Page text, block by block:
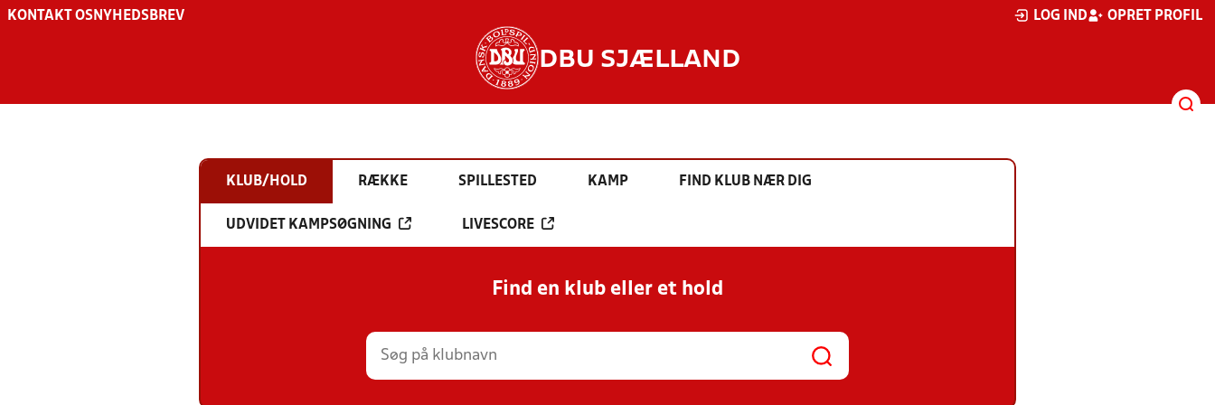
KONTAKT OS NYHEDSBREV LOG IND OPRET PROFIL
DBU SJÆLLAND
KLUB/HOLD RÆKKE SPILLESTED KAMP FIND KLUB NÆR DIG
UDVIDET KAMPSØGNING LIVESCORE
Find en klub eller et hold